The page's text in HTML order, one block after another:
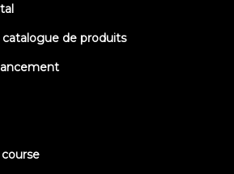
(opens
new
de produits